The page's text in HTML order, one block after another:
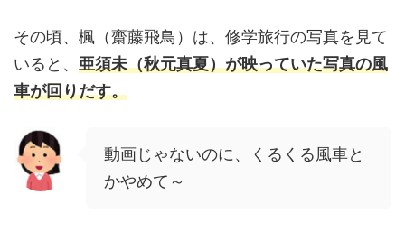
その頃、楓（齋藤飛鳥）は、修学旅行の写真を見て
いると、 亜須未（秋元真夏）が映っていた写真の風
車が回りだす。
動画じゃないのに、くるくる風車と
かやめて～